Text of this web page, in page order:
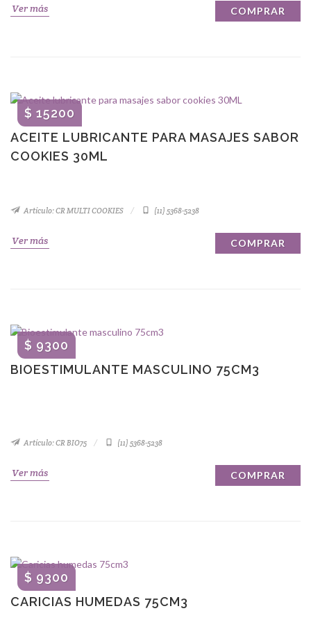
Ver más COMPRAR
ACEITE LUBRICANTE PARA MASAJES SABOR
COOKIES 30ML
$ 15200
Artículo: CR MULTI COOKIES (11) 5368-5238
Ver más COMPRAR
BIOESTIMULANTE MASCULINO 75CM3
$ 9300
Artículo: CR BIO75 (11) 5368-5238
Ver más COMPRAR
CARICIAS HUMEDAS 75CM3
$ 9300